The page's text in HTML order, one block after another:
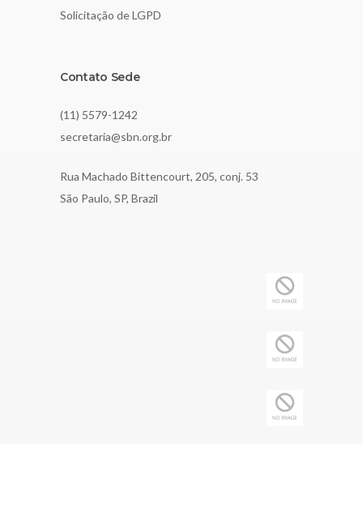
Solicitação de LGPD
Contato Sede
(11) 5579-1242
secretaria@sbn.org.br
Rua Machado Bittencourt, 205, conj. 53
São Paulo, SP, Brazil